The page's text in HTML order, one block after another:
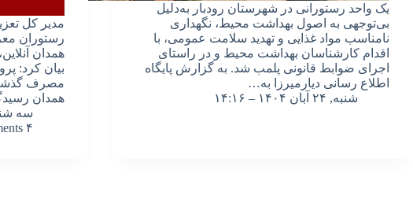
یک واحد رستورانی در شهرستان رودبار به‌دلیل
بی‌توجهی به اصول بهداشت محیط، نگهداری
نامناسب مواد غذایی و تهدید سلامت عمومی، با
اقدام کارشناسان بهداشت محیط و در راستای
اجرای ضوابط قانونی پلمب شد. به گزارش پایگاه
اطلاع رسانی دیارمیرزا به…
شنبه, ۲۴ آبان ۱۴۰۴ – ۱۴:۱۶
مدیر کل
رستوران
همدان
مصرف
همدان
سه شنبه, ۱۶ آبان
۴ Comments